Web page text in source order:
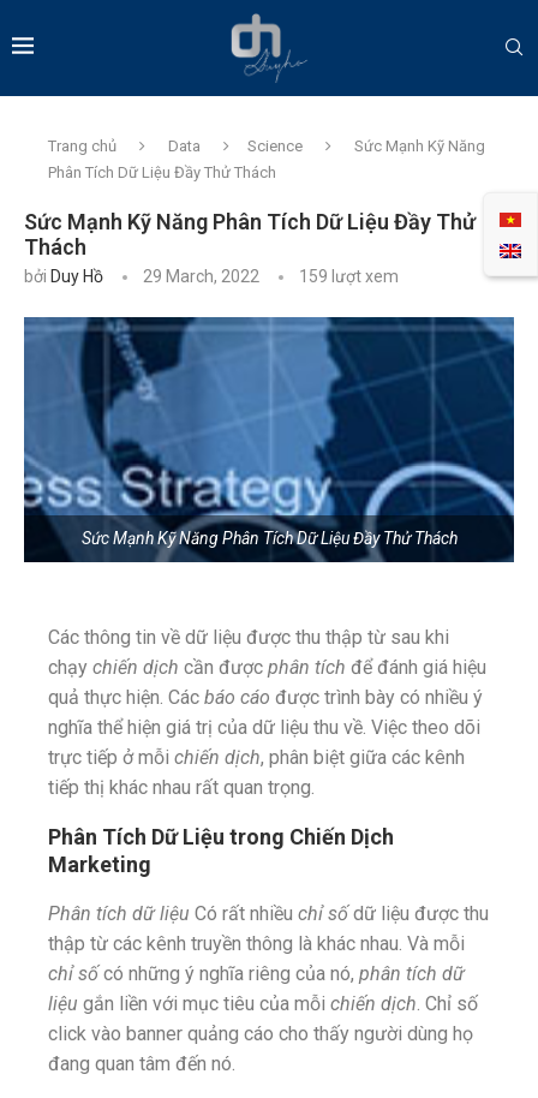
Trang chủ Data Science
Sức Mạnh Kỹ Năng
Phân Tích Dữ Liệu Đầy Thử Thách
Sức Mạnh Kỹ Năng Phân Tích Dữ Liệu Đầy Thử
Thách
bởi Duy Hồ 29 March, 2022 159 lượt xem
Sức Mạnh Kỹ Năng Phân Tích Dữ Liệu Đầy Thử Thách
Các thông tin về dữ liệu được thu thập từ sau khi
chạy chiến dịch cần được phân tích để đánh giá hiệu
quả thực hiện. Các báo cáo được trình bày có nhiều ý
nghĩa thể hiện giá trị của dữ liệu thu về. Việc theo dõi
trực tiếp ở mỗi chiến dịch, phân biệt giữa các kênh
tiếp thị khác nhau rất quan trọng.
Phân Tích Dữ Liệu trong Chiến Dịch
Marketing
Phân tích dữ liệu Có rất nhiều chỉ sốdữ liệu được thu
thập từ các kênh truyền thông là khác nhau. Và mỗi
chỉ sốcó những ý nghĩa riêng của nó, phân tích dữ
liệu gắn liền với mục tiêu của mỗi chiến dịch. Chỉ số
click vào banner quảng cáo cho thấy người dùng họ
đang quan tâm đến nó.